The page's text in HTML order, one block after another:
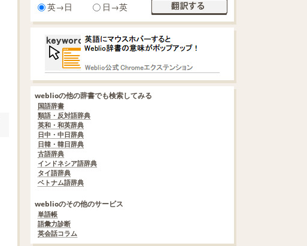
英→日 日→英
weblioの他の辞書でも検索してみる
国語辞書
類語・反対語辞典
英和・和英辞典
日中・中日辞典
日韓・韓日辞典
古語辞典
インドネシア語辞典
タイ語辞典
ベトナム語辞典
weblioのその他のサービス
単語帳
語彙力診断
英会話コラム